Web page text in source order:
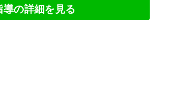
の詳細を見る